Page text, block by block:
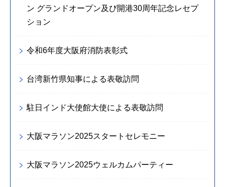
ン グランドオープン及び開港30周年記念レセプ
ション
令和6年度大阪府消防表彰式
台湾新竹県知事による表敬訪問
駐日インド大使館大使による表敬訪問
大阪マラソン2025スタートセレモニー
大阪マラソン2025ウェルカムパーティー